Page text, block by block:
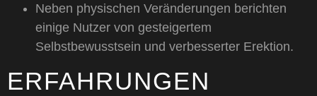
Neben physischen Veränderungen berichten
einige Nutzer von gesteigertem
Selbstbewusstsein und verbesserter Erektion.
ERFAHRUNGEN